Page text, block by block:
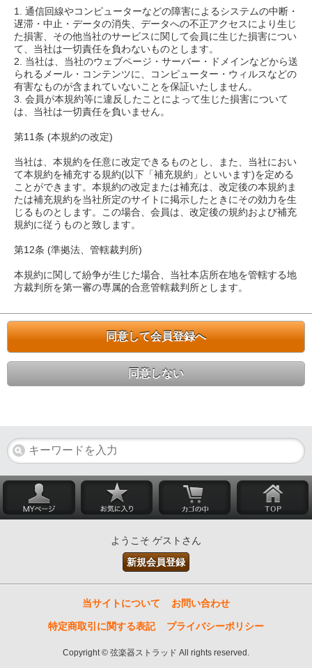
1. 通信回線やコンピューターなどの障害によるシステムの中断・
遅滞・中止・データの消失、データへの不正アクセスにより生じ
た損害、その他当社のサービスに関して会員に生じた損害につい
て、当社は一切責任を負わないものとします。
2. 当社は、当社のウェブページ・サーバー・ドメインなどから送
られるメール・コンテンツに、コンピューター・ウィルスなどの
有害なものが含まれていないことを保証いたしません。
3. 会員が本規約等に違反したことによって生じた損害について
は、当社は一切責任を負いません。
第11条 (本規約の改定)
当社は、本規約を任意に改定できるものとし、また、当社におい
て本規約を補充する規約(以下「補充規約」といいます)を定める
ことができます。本規約の改定または補充は、改定後の本規約ま
たは補充規約を当社所定のサイトに掲示したときにその効力を生
じるものとします。この場合、会員は、改定後の規約および補充
規約に従うものと致します。
第12条 (準拠法、管轄裁判所)
本規約に関して紛争が生じた場合、当社本店所在地を管轄する地
方裁判所を第一審の専属的合意管轄裁判所とします。
同意して会員登録へ
同意しない
ようこそ ゲストさん
新規会員登録
当サイトについて お問い合わせ
特定商取引に関する表記 プライバシーポリシー
Copyright © 弦楽器ストラッド All rights reserved.